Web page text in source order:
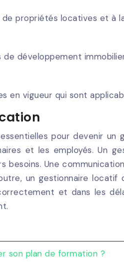
propriétés locatives et à
développement
en vigueur qui sont
pour devenir
et les employés. Un
besoins. Une
un gestionnaire
et dans les
son plan de formation ?